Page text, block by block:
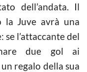
dell’andata. Il
Juve avrà una
l’attaccante del
due gol ai
regalo della sua